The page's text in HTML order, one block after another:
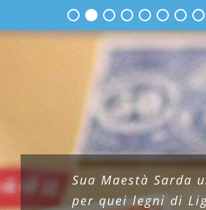
Sua Maestà Sarda
per quei legni di